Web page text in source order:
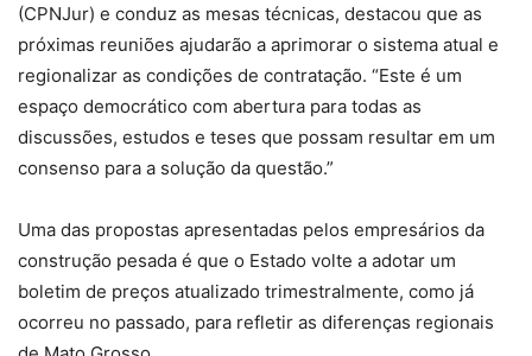
(CPNJur) e conduz as mesas técnicas, destacou que as
próximas reuniões ajudarão a aprimorar o sistema atual e
regionalizar as condições de contratação. “Este é um
espaço democrático com abertura para todas as
discussões, estudos e teses que possam resultar em um
consenso para a solução da questão.”
Uma das propostas apresentadas pelos empresários da
construção pesada é que o Estado volte a adotar um
boletim de preços atualizado trimestralmente, como já
ocorreu no passado, para refletir as diferenças regionais